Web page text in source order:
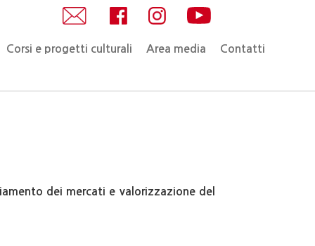
Corsi e progetti culturali Area media Contatti
dei mercati e valorizzazione del